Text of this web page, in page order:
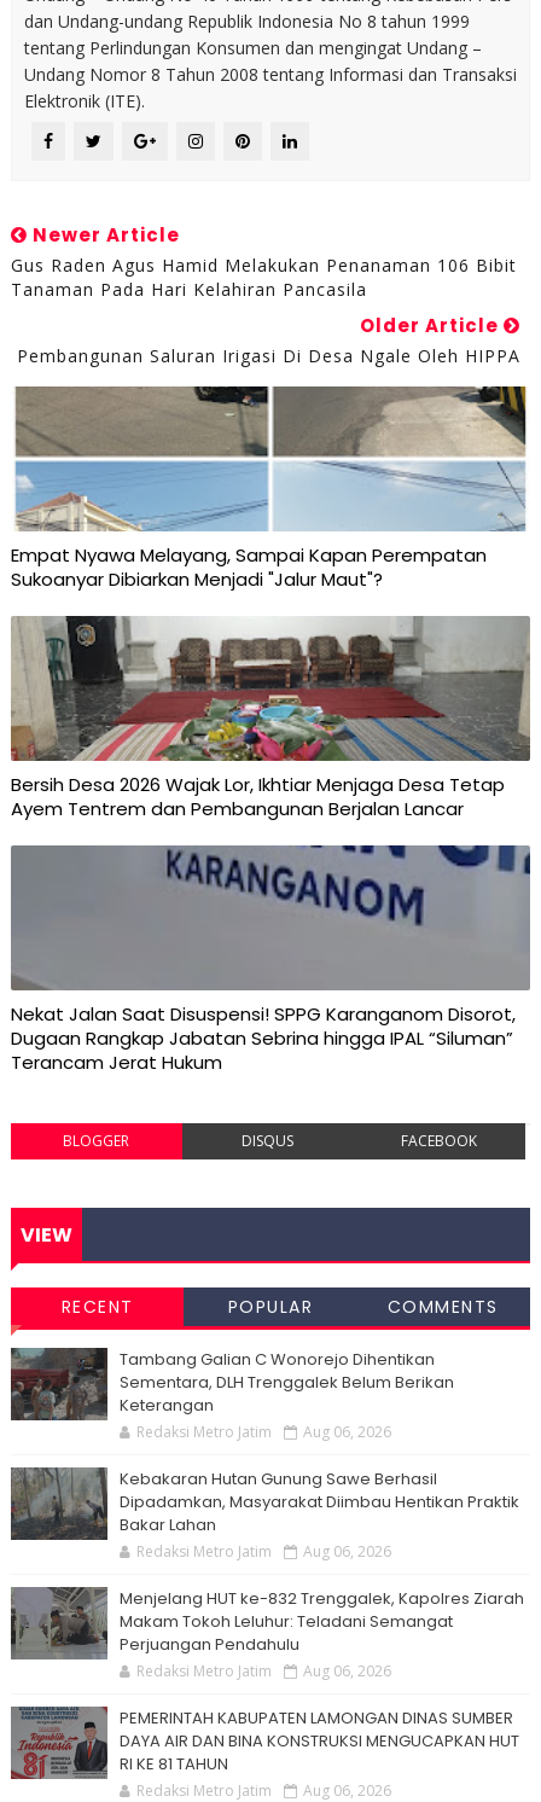
dan Undang-undang Republik Indonesia No 8 tahun 1999
tentang Perlindungan Konsumen dan mengingat Undang –
Undang Nomor 8 Tahun 2008 tentang Informasi dan Transaksi
Elektronik (ITE).
Newer Article
Gus Raden Agus Hamid Melakukan Penanaman 106 Bibit
Tanaman Pada Hari Kelahiran Pancasila
Older Article
Pembangunan Saluran Irigasi Di Desa Ngale Oleh HIPPA
Empat Nyawa Melayang, Sampai Kapan Perempatan
Sukoanyar Dibiarkan Menjadi "Jalur Maut"?
Bersih Desa 2026 Wajak Lor, Ikhtiar Menjaga Desa Tetap
Ayem Tentrem dan Pembangunan Berjalan Lancar
Nekat Jalan Saat Disuspensi! SPPG Karanganom Disorot,
Dugaan Rangkap Jabatan Sebrina hingga IPAL “Siluman”
Terancam Jerat Hukum
BLOGGER DISQUS FACEBOOK
VIEW
RECENT POPULAR COMMENTS
Tambang Galian C Wonorejo Dihentikan
Sementara, DLH Trenggalek Belum Berikan
Keterangan
Redaksi Metro Jatim Aug 06, 2026
Kebakaran Hutan Gunung Sawe Berhasil
Dipadamkan, Masyarakat Diimbau Hentikan Praktik
Bakar Lahan
Redaksi Metro Jatim Aug 06, 2026
Menjelang HUT ke-832 Trenggalek, Kapolres Ziarah
Makam Tokoh Leluhur: Teladani Semangat
Perjuangan Pendahulu
Redaksi Metro Jatim Aug 06, 2026
PEMERINTAH KABUPATEN LAMONGAN DINAS SUMBER
DAYA AIR DAN BINA KONSTRUKSI MENGUCAPKAN HUT
RI KE 81 TAHUN
Redaksi Metro Jatim Aug 06, 2026